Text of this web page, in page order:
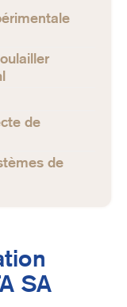
de
de
SA